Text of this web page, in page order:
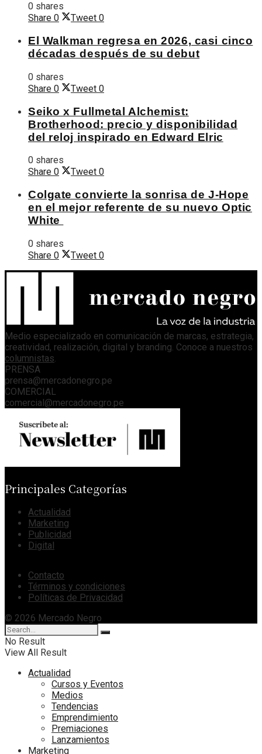
0 shares
Share 0 Tweet 0
El Walkman regresa en 2026, casi cinco
décadas después de su debut
0 shares
Share 0 Tweet 0
Seiko x Fullmetal Alchemist:
Brotherhood: precio y disponibilidad
del reloj inspirado en Edward Elric
0 shares
Share 0 Tweet 0
Colgate convierte la sonrisa de J-Hope
en el mejor referente de su nuevo Optic
White
0 shares
Share 0 Tweet 0
Medio especializado en comunicación de marcas, estrategia,
creatividad, realización, digital y branding. Conoce a nuestros
columnistas
PRENSA
prensa@mercadonegro.pe
COMERCIAL
comercial@mercadonegro.pe
Principales Categorías
Actualidad
Marketing
Publicidad
Digital
Contacto
Términos y condiciones
Políticas de Privacidad
© 2026 Mercado Negro
No Result
View All Result
Actualidad
Cursos y Eventos
Medios
Tendencias
Emprendimiento
Premiaciones
Lanzamientos
Marketing